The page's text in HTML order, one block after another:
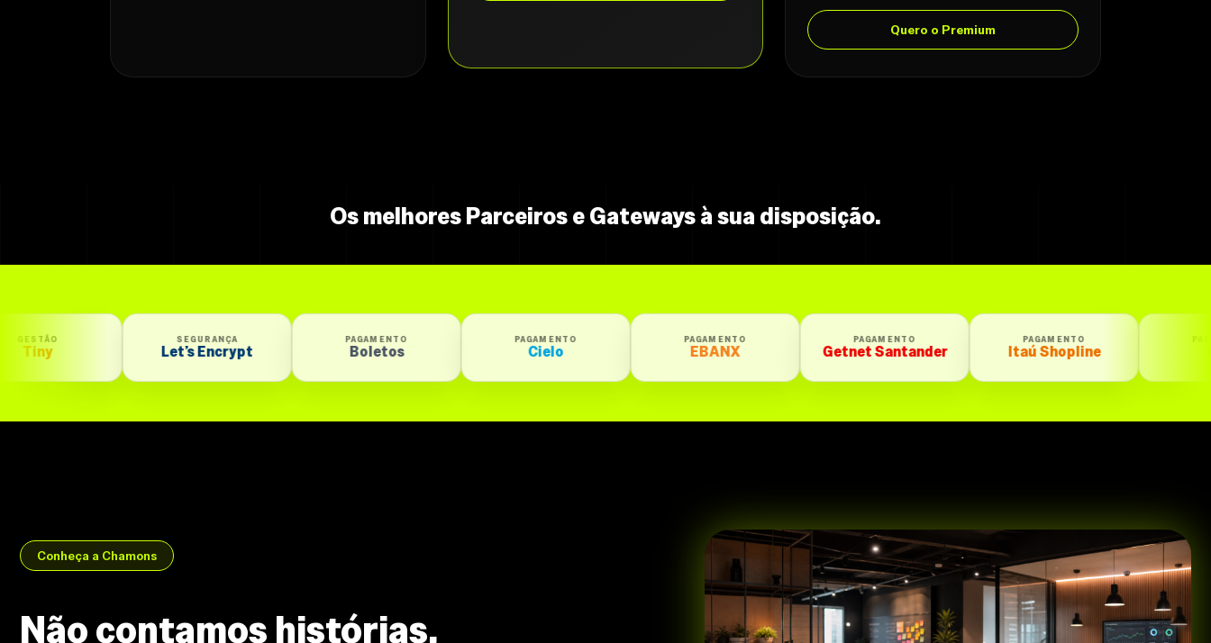
Quero o Premium
Os melhores Parceiros e Gateways à sua disposição.
Let’s Encrypt
PAGAMENTO
Boletos
PAGAMENTO PAGAMENTO PAGAMENTO
Getnet Santander
PAGAMENTO
Itaú Shopline
PAGAMENTO
Iugu
Conheça a Chamons
Não contamos histórias,